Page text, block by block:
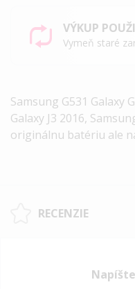
VÝKUP
Vymeň staré
Samsung G531 Galaxy
Galaxy J3 2016,
originálnu batériu ale
RECENZIE